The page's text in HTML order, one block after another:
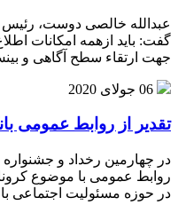
عبدالله خالصی دوست، رئیس
گفت: باید ازهمه امکانات
جهت ارتقاء سطح آگاهی و
06 جولای 2020
تقدیر از روابط عمومی
در چهارمین رخداد و
روابط عمومی با موضوع
در حوزه مسئولیت اجتماعی